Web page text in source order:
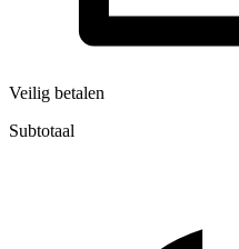
Veilig betalen
Subtotaal